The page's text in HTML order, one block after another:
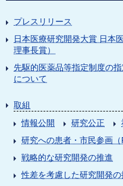
プレスリリース
日本医療研究開発大賞 日本
理事長賞）
先駆的医薬品等指定制度の
について
取組
情報公開
研究公正
研究への患者・市民参画（
戦略的な研究開発の推進
性差を考慮した研究開発の